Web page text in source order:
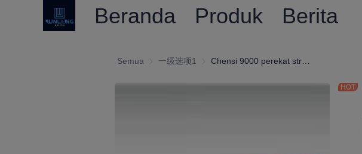
Beranda Produk Berita
Semua 一级选项1 一级选项1